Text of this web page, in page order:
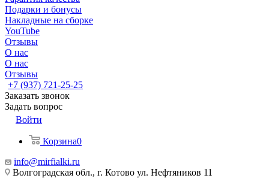
Подарки и бонусы
Накладные на сборке
YouTube
Отзывы
О нас
О нас
Отзывы
+7 (937) 721-25-25
Заказать звонок
Задать вопрос
Войти
Корзина0
info@mirfialki.ru
Волгоградская обл., г. Котово ул. Нефтяников 11